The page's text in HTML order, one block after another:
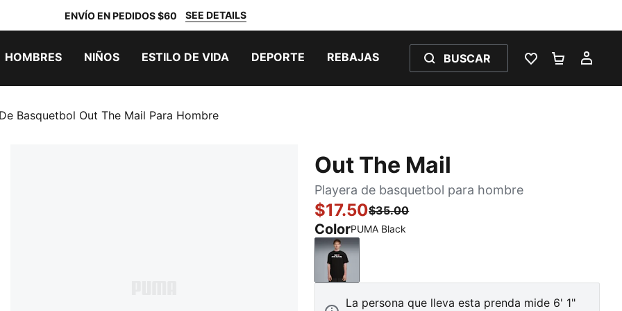
ENVÍO EN PEDIDOS $60 SEE DETAILS
HOMBRES NIÑOS ESTILO DE VIDA DEPORTE REBAJAS BUSCAR
LISTA DE
Basquetbol Out The Mail Para Hombre
Out The Mail
Playera de basquetbol para hombre
$17.50$35.00
ColorPUMA Black
PUMA Black
La persona que lleva esta prenda mide 6' 1"